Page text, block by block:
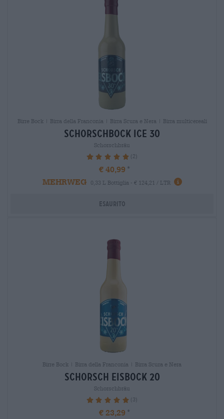
Birre Bock | Birra della Franconia | Birra Scura e Nera | Birra multicereali
schorschbock ice 30
Schorschbräu
100% (2)
€ 40,99
MEHRWEG
0,33 L Bottiglia - € 124,21 / LTR
Esaurito
Birre Bock | Birra della Franconia | Birra Scura e Nera
schorsch eisbock 20
Schorschbräu
100% (3)
€ 23,29